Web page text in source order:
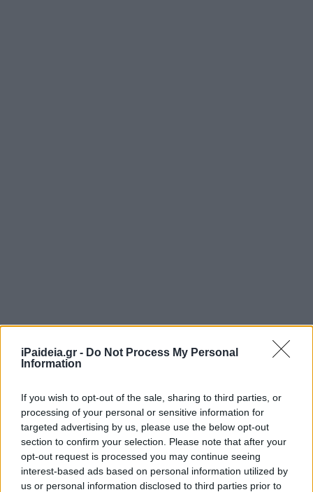
iPaideia.gr - Do Not Process My Personal
Information
If you wish to opt-out of the sale, sharing to third parties, or
processing of your personal or sensitive information for
targeted advertising by us, please use the below opt-out
section to confirm your selection. Please note that after your
opt-out request is processed you may continue seeing
interest-based ads based on personal information utilized by
us or personal information disclosed to third parties prior to